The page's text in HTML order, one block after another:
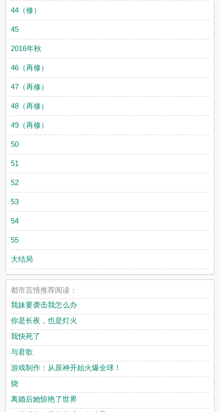
44（修）
45
2016年秋
46（再修）
47（再修）
48（再修）
49（再修）
50
51
52
53
54
55
大结局
都市言情推荐阅读：
我妹要袭击我怎么办
你是长夜，也是灯火
我快死了
与君歌
游戏制作：从原神开始火爆全球！
烧
离婚后她惊艳了世界